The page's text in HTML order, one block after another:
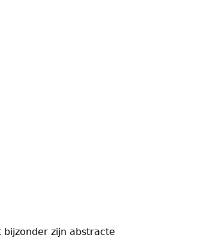
bijzonder zijn abstracte